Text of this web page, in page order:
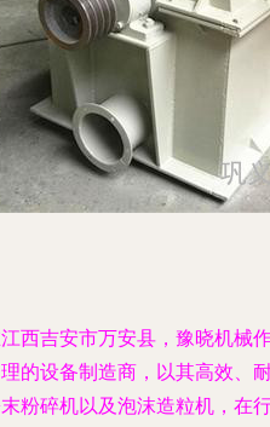
西吉安市万安县，豫晓机械
的设备制造商，以其高效、
粉碎机以及泡沫造粒机，在